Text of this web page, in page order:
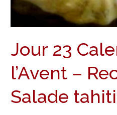
Jour 23
l’Avent –
Salade